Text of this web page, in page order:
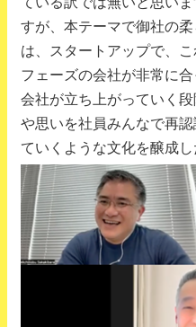
すが、本テーマで御社の
は、スタートアップで、
フェーズの会社が非常に合
会社が立ち上がっていく
や思いを社員みんなで再
ていくような文化を醸成